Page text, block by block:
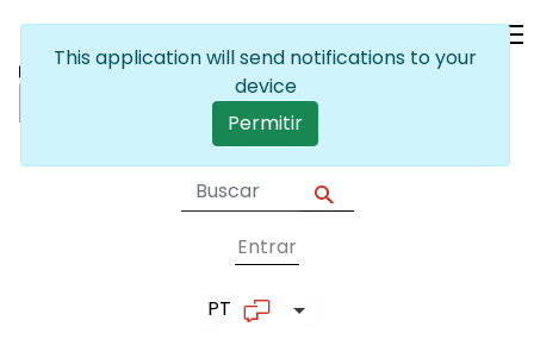
User account
Entrar
PT Lista de ações adicionais
This application will send notifications to your
device
Permitir